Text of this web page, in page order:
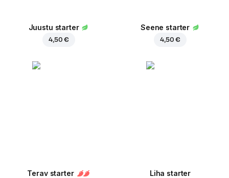
Juustu starter
4,50 €
Seene starter
4,50 €
Terav starter Liha starter